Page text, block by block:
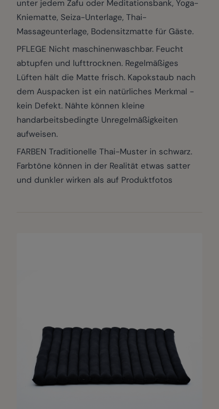
unter jedem Zafu oder Meditationsbank, Yoga-
Kniematte, Seiza-Unterlage, Thai-
Massageunterlage, Bodensitzmatte für Gäste.
PFLEGE Nicht maschinenwaschbar. Feucht
abtupfen und lufttrocknen. Regelmäßiges
Lüften hält die Matte frisch. Kapokstaub nach
dem Auspacken ist ein natürliches Merkmal -
kein Defekt. Nähte können kleine
handarbeitsbedingte Unregelmäßigkeiten
aufweisen.
FARBEN Traditionelle Thai-Muster in schwarz.
Farbtöne können in der Realität etwas satter
und dunkler wirken als auf Produktfotos